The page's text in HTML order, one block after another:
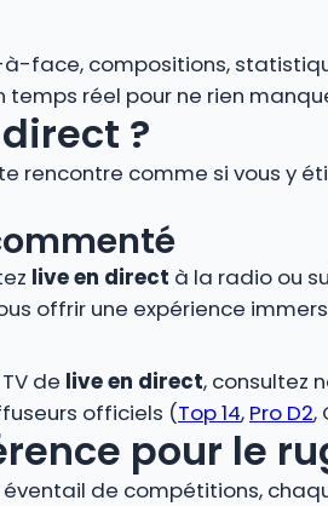
à-face, compositions,
réel pour ne rien
?
rencontre comme si vous y
live en direct à la radio ou
offrir une expérience
de live en direct, consultez
officiels (Top 14, Pro D2,
pour le
de compétitions,